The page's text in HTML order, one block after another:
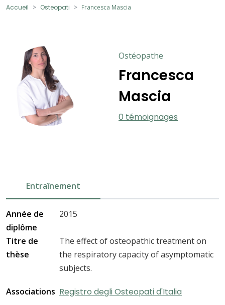
Accueil Osteopati Francesca Mascia
Ostéopathe
Francesca
Mascia
0 témoignages
Entraînement
Année de
diplôme
2015
Titre de
thèse
The effect of osteopathic treatment on
the respiratory capacity of asymptomatic
subjects.
Associations Registro degli Osteopati d'Italia